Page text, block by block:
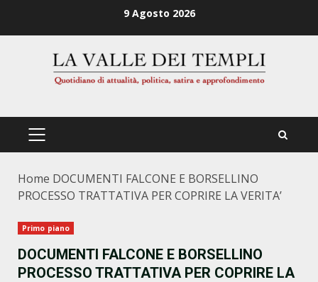
9 Agosto 2026
PRIMÄRES
Home DOCUMENTI FALCONE E BORSELLINO
PROCESSO TRATTATIVA PER COPRIRE LA VERITA’
Primo piano
DOCUMENTI FALCONE E BORSELLINO
PROCESSO TRATTATIVA PER COPRIRE LA